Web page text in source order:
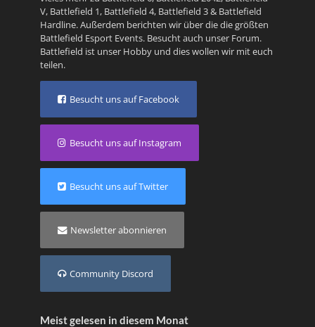
V, Battlefield 1, Battlefield 4, Battlefield 3& Battlefield
Hardline. Außerdem berichten wir über die die größten
Battlefield Esport Events. Besucht auch unser Forum.
Battlefield ist unser Hobby und dies wollen wir mit euch
teilen.
Besucht uns auf Facebook
Besucht uns auf Instagram
Besucht uns auf Twitter
Newsletter abonnieren
Community Discord
Meist gelesen in diesem Monat